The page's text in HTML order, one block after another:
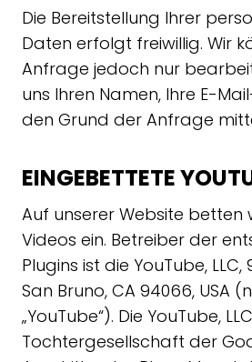
Die Bereitstellung Ihrer
Daten erfolgt freiwillig. Wir
Anfrage jedoch nur
uns Ihren Namen, Ihre E-
den Grund der Anfrage
EINGEBETTETE
Auf unserer Website betten
Videos ein. Betreiber der
Plugins ist die YouTube, LLC,
San Bruno, CA 94066, USA
„YouTube“). Die YouTube,
Tochtergesellschaft der